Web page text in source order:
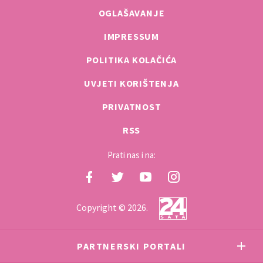
OGLAŠAVANJE
IMPRESSUM
POLITIKA KOLAČIĆA
UVJETI KORIŠTENJA
PRIVATNOST
RSS
Prati nas i na:
Copyright © 2026.
PARTNERSKI PORTALI